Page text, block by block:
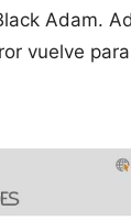
Adam.
vuelve